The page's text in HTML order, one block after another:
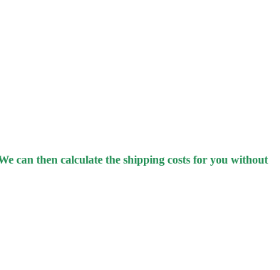
can then calculate the shipping costs for you without